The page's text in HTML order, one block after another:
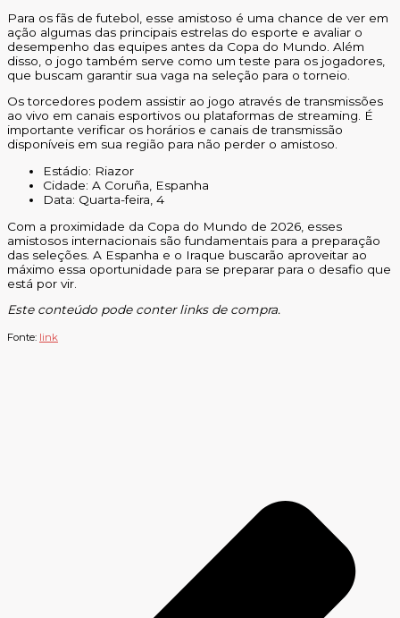
Para os fãs de futebol, esse amistoso é uma chance de ver em
ação algumas das principais estrelas do esporte e avaliar o
desempenho das equipes antes da Copa do Mundo. Além
disso, o jogo também serve como um teste para os jogadores,
que buscam garantir sua vaga na seleção para o torneio.
Os torcedores podem assistir ao jogo através de transmissões
ao vivo em canais esportivos ou plataformas de streaming. É
importante verificar os horários e canais de transmissão
disponíveis em sua região para não perder o amistoso.
Estádio: Riazor
Cidade: A Coruña, Espanha
Data: Quarta-feira, 4
Com a proximidade da Copa do Mundo de 2026, esses
amistosos internacionais são fundamentais para a preparação
das seleções. A Espanha e o Iraque buscarão aproveitar ao
máximo essa oportunidade para se preparar para o desafio que
está por vir.
Este conteúdo pode conter links de compra.
Fonte: link